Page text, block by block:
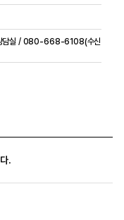
상담실 / 080-668-6108(수신
.